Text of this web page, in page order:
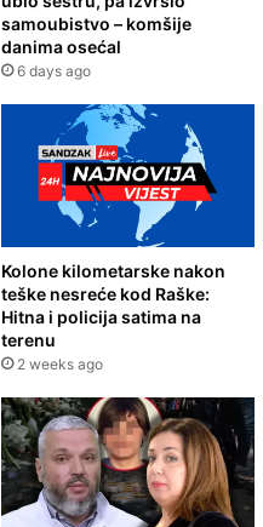
samoubistvo – komšije
danima osećal
6 days ago
Kolone kilometarske nakon
teške nesreće kod Raške:
Hitna i policija satima na
terenu
2 weeks ago